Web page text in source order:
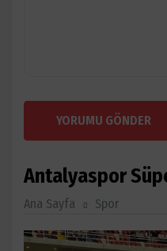
YORUMU GÖNDER
Antalyaspor
Ana Sayfa Spor